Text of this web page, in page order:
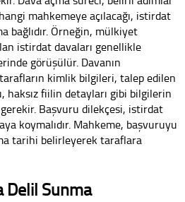
mahkemeye açılacağı, istirdat
bağlıdır. Örneğin, mülkiyet
istirdat davaları genellikle
görüşülür. Davanın
kimlik bilgileri, talep edilen
haksız fiilin detayları gibi bilgilerin
Başvuru dilekçesi, istirdat
koymalıdır. Mahkeme, başvuruyu
tarihi belirleyerek taraflara
Delil Sunma